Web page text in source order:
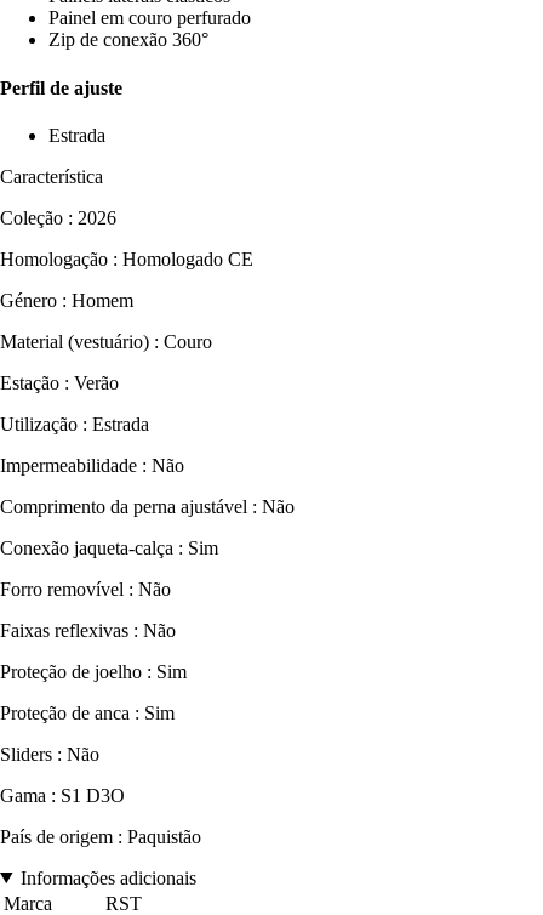
Painel em couro perfurado
Zip de conexão 360°
Perfil de ajuste
Estrada
Característica
Coleção : 2026
Homologação : Homologado CE
Género : Homem
Material (vestuário) : Couro
Estação : Verão
Utilização : Estrada
Impermeabilidade : Não
Comprimento da perna ajustável : Não
Conexão jaqueta-calça : Sim
Forro removível : Não
Faixas reflexivas : Não
Proteção de joelho : Sim
Proteção de anca : Sim
Sliders : Não
Gama : S1 D3O
País de origem : Paquistão
Informações adicionais
Marca
RST